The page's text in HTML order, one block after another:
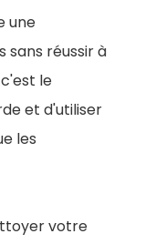
une
sans réussir à
le
et d'utiliser
les
votre